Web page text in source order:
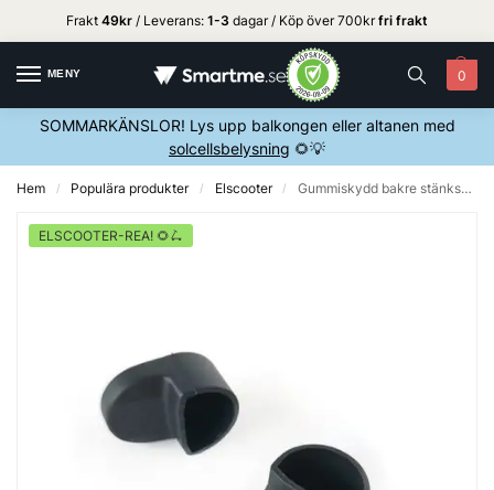
Frakt 49kr / Leverans: 1-3 dagar / Köp över 700krfri frakt
MENY 0
SOMMARKÄNSLOR! Lys upp balkongen eller altanen med
solcellsbelysning 🌻💡
Hem / Populära produkter / Elscooter / Gummiskydd bakre stänkskärm – Xiaomi elscooter
ELSCOOTER-REA! 🌻🛴